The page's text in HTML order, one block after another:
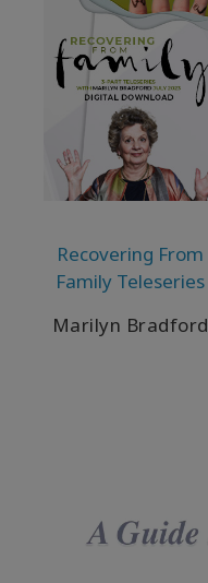
Recovering From
Family Teleseries
Marilyn Bradford